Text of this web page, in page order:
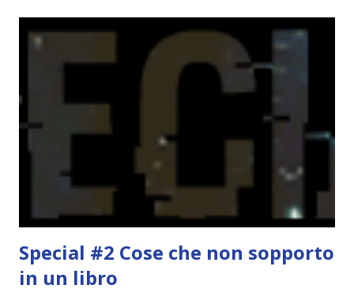
spaziare con i generi letterari e non limitarmi al fantasy.
Per farvi un esempio nel 2015 mi sembra di aver letto
troppi libri impegnativi e davvero pochi libri "leggeri", il
che non è sempre un bene. Credo che sia stata la principale
causa per il mio calo di letture. Comunque, ogni mese -
nessun giorno fisso, però - pubblicherò questo post.
Spero che la rubrica sia di vostro gradimento. GENNAIO
TBR+OBIETTIVI Questa è la mia tbr del mese...
Special #2 Cose che non sopporto
in un libro